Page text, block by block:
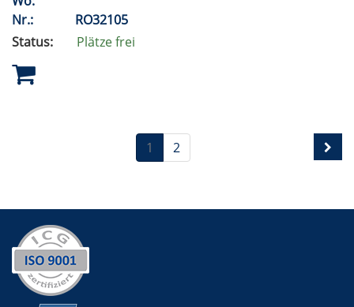
Nr.:
RO32105
Status:
Plätze frei
1 2